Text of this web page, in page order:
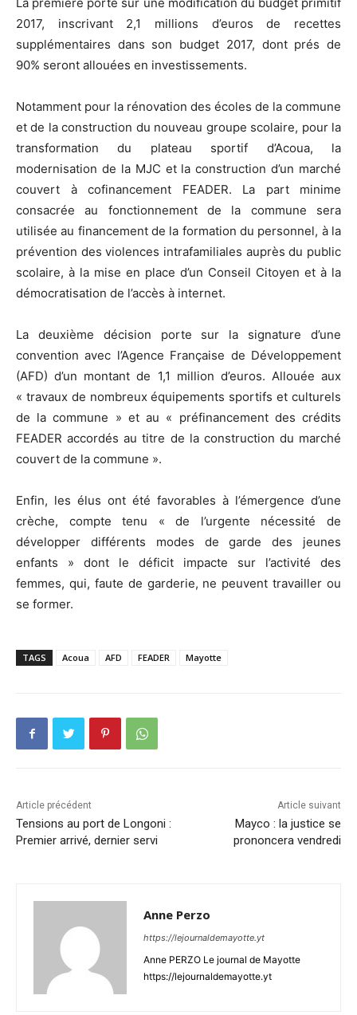
2017, inscrivant 2,1 millions d’euros de recettes
supplémentaires dans son budget 2017, dont prés de
90% seront allouées en investissements.
Notamment pour la rénovation des écoles de la commune
et de la construction du nouveau groupe scolaire, pour la
transformation du plateau sportif d’Acoua, la
modernisation de la MJC et la construction d’un marché
couvert à cofinancement FEADER. La part minime
consacrée au fonctionnement de la commune sera
utilisée au financement de la formation du personnel, à la
prévention des violences intrafamiliales auprès du public
scolaire, à la mise en place d’un Conseil Citoyen et à la
démocratisation de l’accès à internet.
La deuxième décision porte sur la signature d’une
convention avec l’Agence Française de Développement
(AFD) d’un montant de 1,1 million d’euros. Allouée aux
« travaux de nombreux équipements sportifs et culturels
de la commune » et au « préfinancement des crédits
FEADER accordés au titre de la construction du marché
couvert de la commune ».
Enfin, les élus ont été favorables à l’émergence d’une
crèche, compte tenu « de l’urgente nécessité de
développer différents modes de garde des jeunes
enfants » dont le déficit impacte sur l’activité des
femmes, qui, faute de garderie, ne peuvent travailler ou
se former.
TAGS Acoua AFD FEADER Mayotte
Article précédent
Tensions au port de Longoni :
Premier arrivé, dernier servi
Article suivant
Mayco : la justice se
prononcera vendredi
Anne Perzo
https://lejournaldemayotte.yt
Anne PERZO Le journal de Mayotte
https://lejournaldemayotte.yt